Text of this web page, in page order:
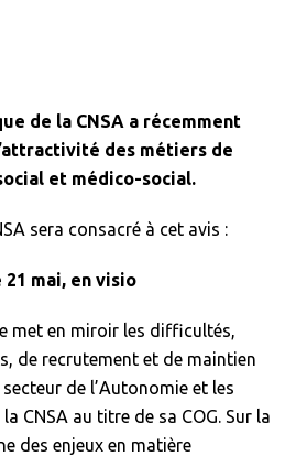
de la CNSA a récemment
des métiers de
et médico-social.
sera consacré à cet avis :
21 mai, en visio
met en miroir les difficultés,
de recrutement et de maintien
de l’Autonomie et les
CNSA au titre de sa COG. Sur la
des enjeux en matière